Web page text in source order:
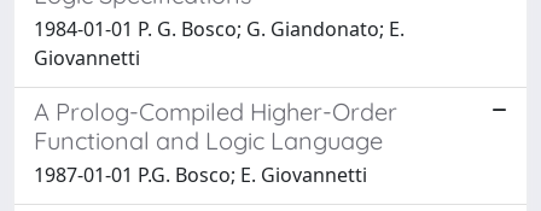
1984-01-01 P. G. Bosco; G. Giandonato; E.
Giovannetti
A Prolog-Compiled Higher-Order
Functional and Logic Language
1987-01-01 P.G. Bosco; E. Giovannetti